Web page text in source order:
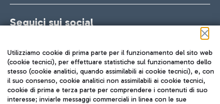
Seguici sui social
TRAVEL JOURNAL
ITA
Utilizziamo cookie di prima parte per il funzionamento del sito web
(cookie tecnici), per effettuare statistiche sul funzionamento dello
stesso (cookie analitici, quando assimilabili ai cookie tecnici), e, con
il suo consenso, cookie analitici non assimilabili ai cookie tecnici,
cookie di prima e terza parte per comprendere i contenuti di suo
interesse; inviarle messaggi commerciali in linea con le sue